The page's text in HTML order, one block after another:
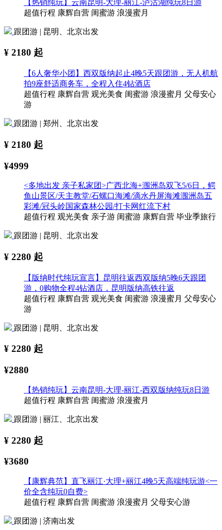
【热销纯玩】云南昆明-大理-丽江-泸沽湖纯玩8日游
超值行程 康辉自营 闺蜜游 浪漫蜜月
跟团游 | 昆明、北京出发
¥ 2180 起
【6人奢华小团】西双版纳起止4晚5天跟团游，无人机航
拍9座舒适商务车，全程入住4钻酒店
超值行程 康辉自营 观光美食 闺蜜游 浪漫蜜月 父母安心
游
跟团游 | 郑州、北京出发
¥ 2180 起
¥4999
<多地出发 亲子私家团>广西北海+涠洲岛双飞5/6日，鳄
鱼山景区/天主教堂/石螺口海滩/滴水丹屏海滩涠洲岛五
彩滩/冠头岭国家森林公园/打卡网红流下村
超值行程 观光美食 亲子游 闺蜜游 康辉自营 毕业季旅行
跟团游 | 昆明、北京出发
¥ 2280 起
【版纳时代纯玩宣言】昆明往返西双版纳5晚6天跟团
游，0购物全程4钻酒店，昆明版纳高铁往返
超值行程 康辉自营 观光美食 闺蜜游 浪漫蜜月 父母安心
游
跟团游 | 昆明、北京出发
¥ 2280 起
¥2880
【热销纯玩】云南昆明-大理-丽江-西双版纳纯玩8日游
超值行程 康辉自营 闺蜜游 浪漫蜜月
跟团游 | 丽江、北京出发
¥ 2280 起
¥3680
【康辉典范】直飞丽江·大理+丽江4晚5天高端纯玩游<一
价全含纯玩0自费>
超值行程 康辉自营 闺蜜游 浪漫蜜月 父母安心游
跟团游 | 济南出发